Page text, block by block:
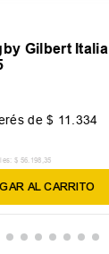
Gilbert Italia
de$ 11.334
$ 56. 198 ,35
AL CARRITO